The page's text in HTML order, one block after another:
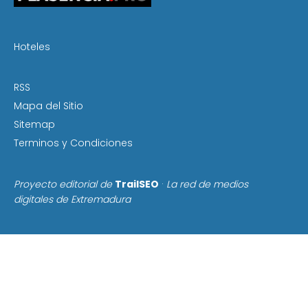
Hoteles
RSS
Mapa del Sitio
Sitemap
Terminos y Condiciones
Proyecto editorial de TrailSEO · La red de medios
digitales de Extremadura